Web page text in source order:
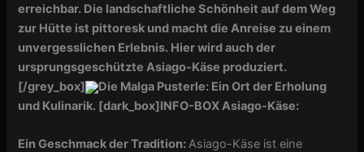
erreichbar. Die landschaftliche Schönheit auf dem Weg
zur Hütte ist pittoresk und macht die Anreise zu einem
unvergesslichen Erlebnis. Hier wird auch der
ursprungsgeschützte Asiago-Käse produziert.
[/grey_box]
Die Malga Pusterle: Ein Ort der Erholung
und Kulinarik. [dark_box]INFO-BOX Asiago-Käse:
Ein Geschmack der Tradition:Asiago-Käse ist eine